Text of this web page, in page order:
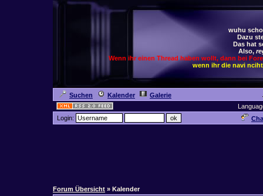
wuhu
Dazu
Das hat
Also,
Wenn ihr einen Thread haben wollt, dann bei
wenn ihr die navi
Suchen Kalender
Galerie
Login:
Forum Übersicht » Kalender